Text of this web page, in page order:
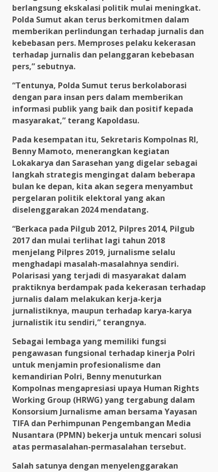
berlangsung ekskalasi politik mulai meningkat.
Polda Sumut akan terus berkomitmen dalam
memberikan perlindungan terhadap jurnalis dan
kebebasan pers. Memproses pelaku kekerasan
terhadap jurnalis dan pelanggaran kebebasan
pers,” sebutnya.
“Tentunya, Polda Sumut terus berkolaborasi
dengan para insan pers dalam memberikan
informasi publik yang baik dan positif kepada
masyarakat,” terang Kapoldasu.
Pada kesempatan itu, Sekretaris Kompolnas RI,
Benny Mamoto, menerangkan kegiatan
Lokakarya dan Sarasehan yang digelar sebagai
langkah strategis mengingat dalam beberapa
bulan ke depan, kita akan segera menyambut
pergelaran politik elektoral yang akan
diselenggarakan 2024 mendatang.
“Berkaca pada Pilgub 2012, Pilpres 2014, Pilgub
2017 dan mulai terlihat lagi tahun 2018
menjelang Pilpres 2019, jurnalisme selalu
menghadapi masalah-masalahnya sendiri.
Polarisasi yang terjadi di masyarakat dalam
praktiknya berdampak pada kekerasan terhadap
jurnalis dalam melakukan kerja-kerja
jurnalistiknya, maupun terhadap karya-karya
jurnalistik itu sendiri,” terangnya.
Sebagai lembaga yang memiliki fungsi
pengawasan fungsional terhadap kinerja Polri
untuk menjamin profesionalisme dan
kemandirian Polri, Benny menuturkan
Kompolnas mengapresiasi upaya Human Rights
Working Group (HRWG) yang tergabung dalam
Konsorsium Jurnalisme aman bersama Yayasan
TIFA dan Perhimpunan Pengembangan Media
Nusantara (PPMN) bekerja untuk mencari solusi
atas permasalahan-permasalahan tersebut.
Salah satunya dengan menyelenggarakan